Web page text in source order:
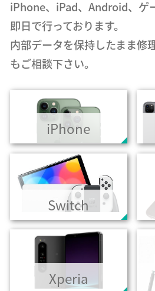
iPhone、iPad、Android、ゲ
即日で行っております。
内部データを保持したまま修
もご相談下さい。
iPhone
Switch
Xperia